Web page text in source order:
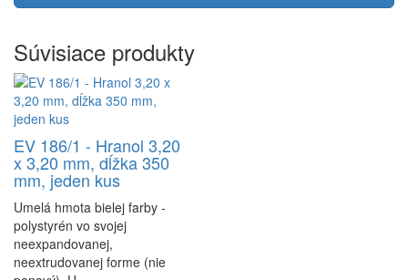
Súvisiace produkty
EV 186/1 - Hranol 3,20
x 3,20 mm, dĺžka 350
mm, jeden kus
Umelá hmota bielej farby -
polystyrén vo svojej
neexpandovanej,
neextrudovanej forme (nie